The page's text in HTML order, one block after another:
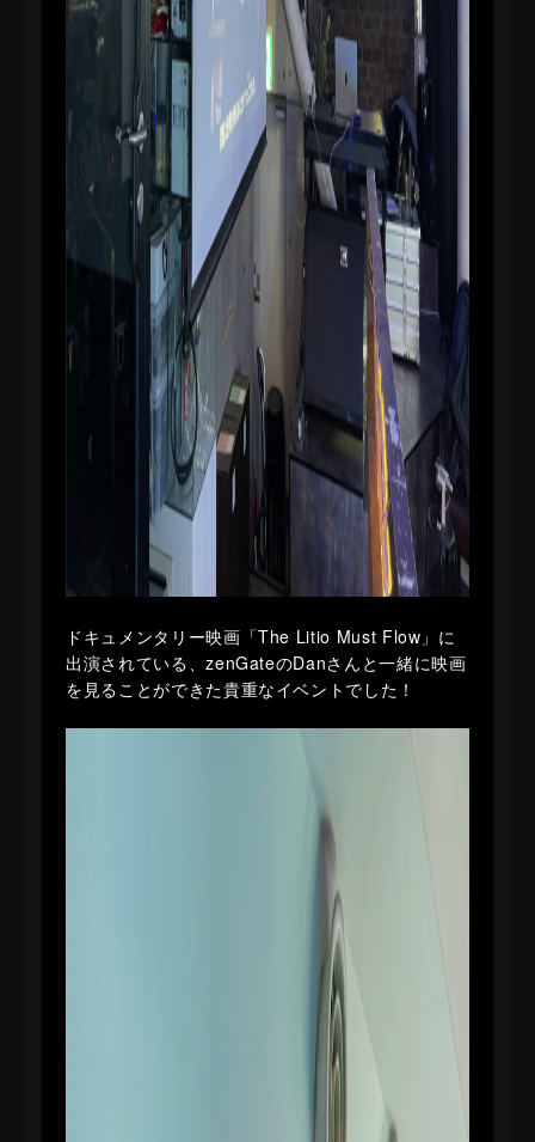
ドキュメンタリー映画「The Litio Must Flow」に
出演されている、zenGateのDanさんと一緒に映画
を見ることができた貴重なイベントでした！